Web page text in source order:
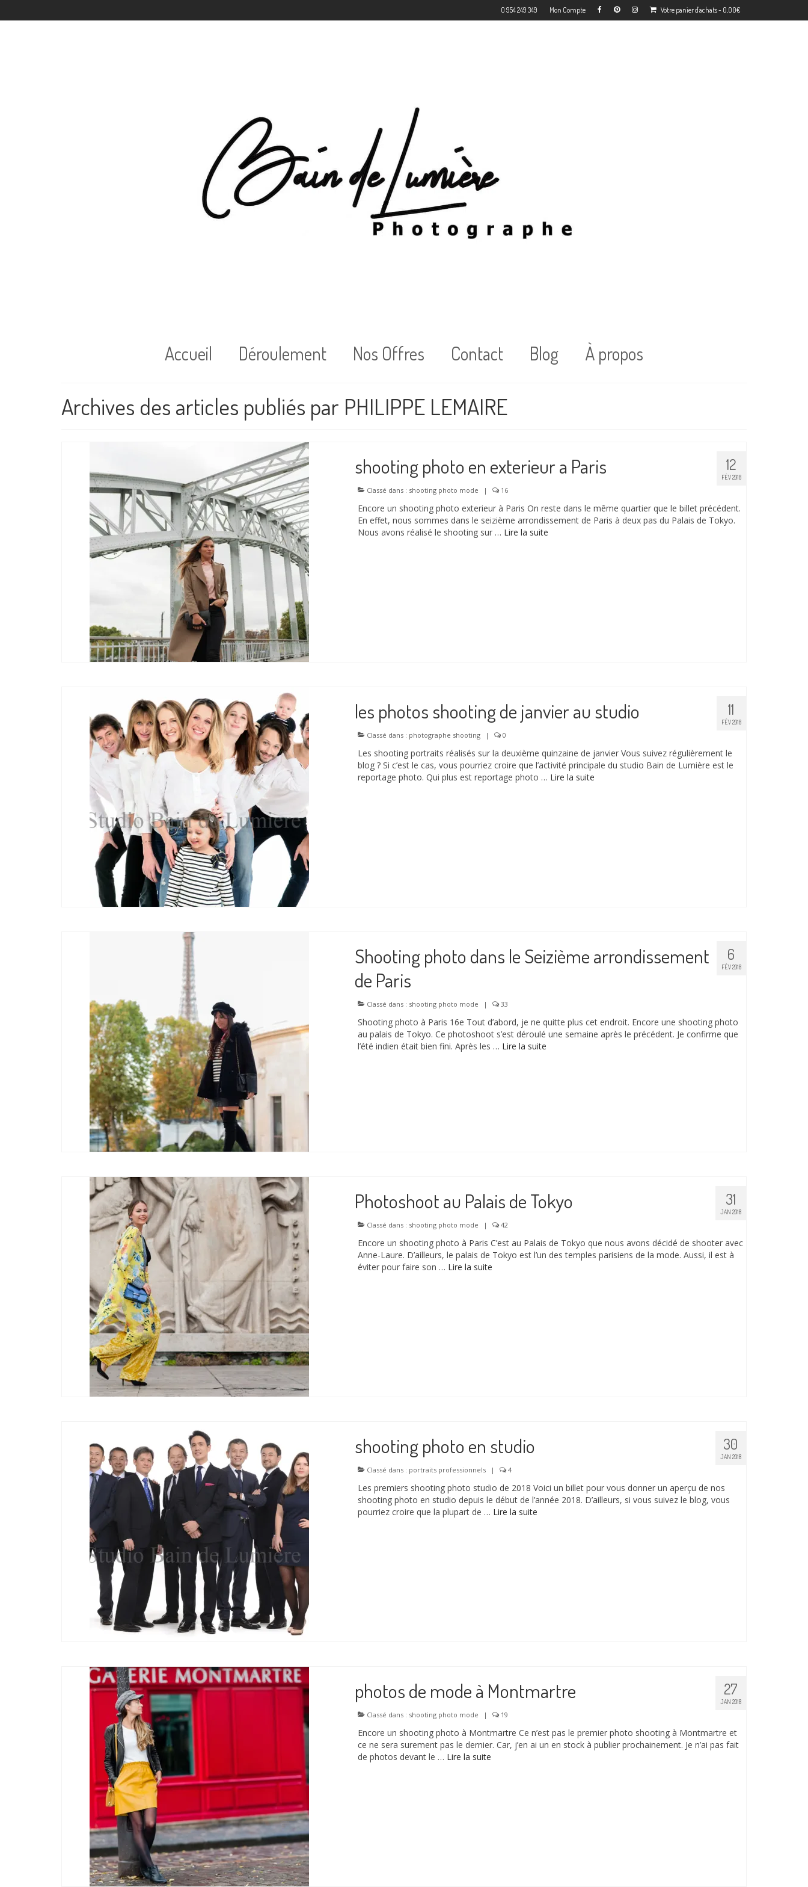
0 954 249 349 Mon Compte Votre panier d'achats- 0,00€
Accueil Déroulement Nos Offres Contact Blog À propos
Archives des articles publiés par PHILIPPE LEMAIRE
12
FÉV 2018
shooting photo en exterieur a Paris
Classé dans : shooting photo mode | 16
Encore un shooting photo exterieur à Paris On reste dans le même quartier que le billet précédent.
En effet, nous sommes dans le seizième arrondissement de Paris à deux pas du Palais de Tokyo.
Nous avons réalisé le shooting sur … Lire la suite­­
11
FÉV 2018
les photos shooting de janvier au studio
Classé dans : photographe shooting | 0
Les shooting portraits réalisés sur la deuxième quinzaine de janvier Vous suivez régulièrement le
blog ? Si c’est le cas, vous pourriez croire que l’activité principale du studio Bain de Lumière est le
reportage photo. Qui plus est reportage photo … Lire la suite­­
6
FÉV 2018
Shooting photo dans le Seizième arrondissement
de Paris
Classé dans : shooting photo mode | 33
Shooting photo à Paris 16e Tout d’abord, je ne quitte plus cet endroit. Encore une shooting photo
au palais de Tokyo. Ce photoshoot s’est déroulé une semaine après le précédent. Je confirme que
l’été indien était bien fini. Après les … Lire la suite­­
31
JAN 2018
Photoshoot au Palais de Tokyo
Classé dans : shooting photo mode | 42
Encore un shooting photo à Paris C’est au Palais de Tokyo que nous avons décidé de shooter avec
Anne-Laure. D’ailleurs, le palais de Tokyo est l’un des temples parisiens de la mode. Aussi, il est à
éviter pour faire son … Lire la suite­­
30
JAN 2018
shooting photo en studio
Classé dans : portraits professionnels | 4
Les premiers shooting photo studio de 2018 Voici un billet pour vous donner un aperçu de nos
shooting photo en studio depuis le début de l’année 2018. D’ailleurs, si vous suivez le blog, vous
pourriez croire que la plupart de … Lire la suite­­
27
JAN 2018
photos de mode à Montmartre
Classé dans : shooting photo mode | 19
Encore un shooting photo à Montmartre Ce n’est pas le premier photo shooting à Montmartre et
ce ne sera surement pas le dernier. Car, j’en ai un en stock à publier prochainement. Je n’ai pas fait
de photos devant le … Lire la suite­­